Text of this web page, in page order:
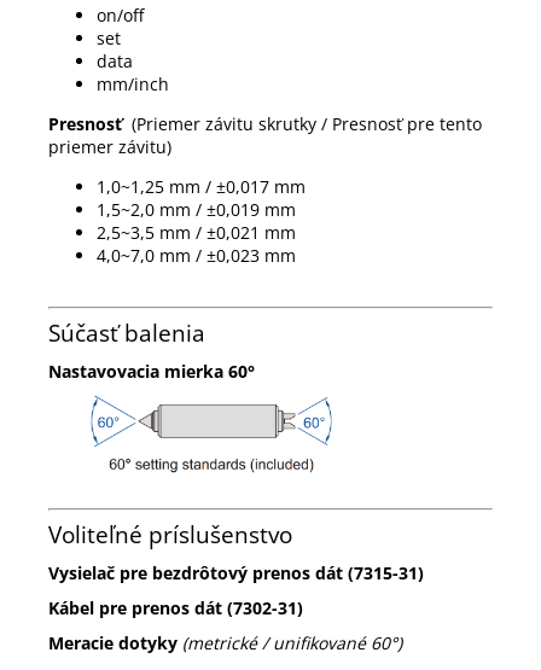
on/off
set
data
mm/inch
Presnosť (Priemer závitu skrutky / Presnosť pre tento
priemer závitu)
1,0~1,25 mm / ±0,017 mm
1,5~2,0 mm / ±0,019 mm
2,5~3,5 mm / ±0,021 mm
4,0~7,0 mm / ±0,023 mm
Súčasť balenia
Nastavovacia mierka 60°
Voliteľné príslušenstvo
Vysielač pre bezdrôtový prenos dát (7315-31)
Kábel pre prenos dát (7302-31)
Meracie dotyky (metrické / unifikované 60°)